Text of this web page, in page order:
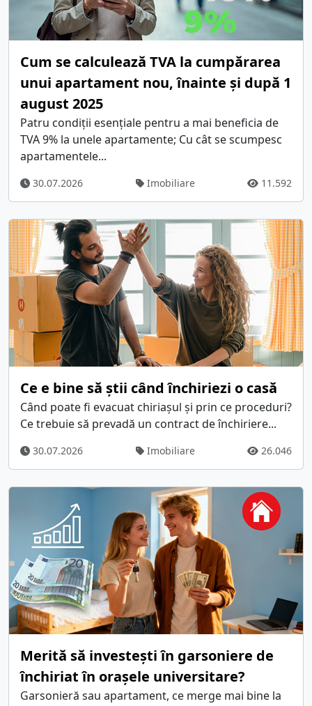
Cum se calculează TVA la cumpărarea
unui apartament nou, înainte și după 1
august 2025
Patru condiții esențiale pentru a mai beneficia de
TVA 9% la unele apartamente; Cu cât se scumpesc
apartamentele...
30.07.2026 Imobiliare 11.592
Ce e bine să știi când închiriezi o casă
Când poate fi evacuat chiriașul și prin ce proceduri?
Ce trebuie să prevadă un contract de închiriere...
30.07.2026 Imobiliare 26.046
Merită să investești în garsoniere de
închiriat în orașele universitare?
Garsonieră sau apartament, ce merge mai bine la